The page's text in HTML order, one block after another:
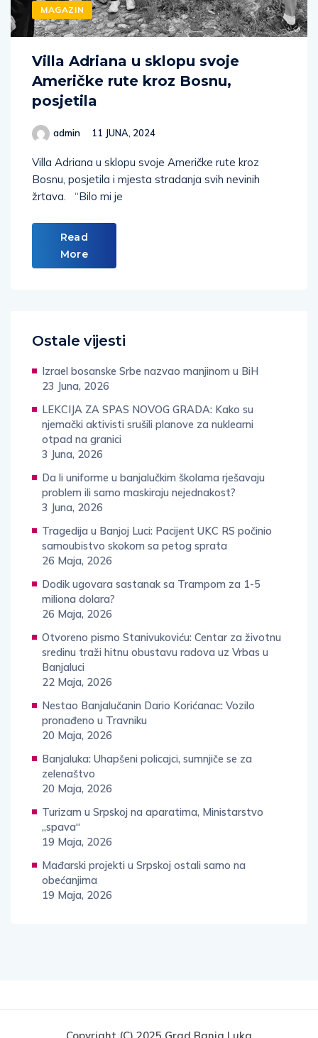
MAGAZIN
Villa Adriana u sklopu svoje
Američke rute kroz Bosnu,
posjetila
admin 11 JUNA, 2024
Villa Adriana u sklopu svoje Američke rute kroz
Bosnu, posjetila i mjesta stradanja svih nevinih
žrtava. “Bilo mi je
Read
More
Ostale vijesti
Izrael bosanske Srbe nazvao manjinom u BiH
23 Juna, 2026
LEKCIJA ZA SPAS NOVOG GRADA: Kako su
njemački aktivisti srušili planove za nuklearni
otpad na granici
3 Juna, 2026
Da li uniforme u banjalučkim školama rješavaju
problem ili samo maskiraju nejednakost?
3 Juna, 2026
Tragedija u Banjoj Luci: Pacijent UKC RS počinio
samoubistvo skokom sa petog sprata
26 Maja, 2026
Dodik ugovara sastanak sa Trampom za 1-5
miliona dolara?
26 Maja, 2026
Otvoreno pismo Stanivukoviću: Centar za životnu
sredinu traži hitnu obustavu radova uz Vrbas u
Banjaluci
22 Maja, 2026
Nestao Banjalučanin Dario Korićanac: Vozilo
pronađeno u Travniku
20 Maja, 2026
Banjaluka: Uhapšeni policajci, sumnjiče se za
zelenaštvo
20 Maja, 2026
Turizam u Srpskoj na aparatima, Ministarstvo
„spava“
19 Maja, 2026
Mađarski projekti u Srpskoj ostali samo na
obećanjima
19 Maja, 2026